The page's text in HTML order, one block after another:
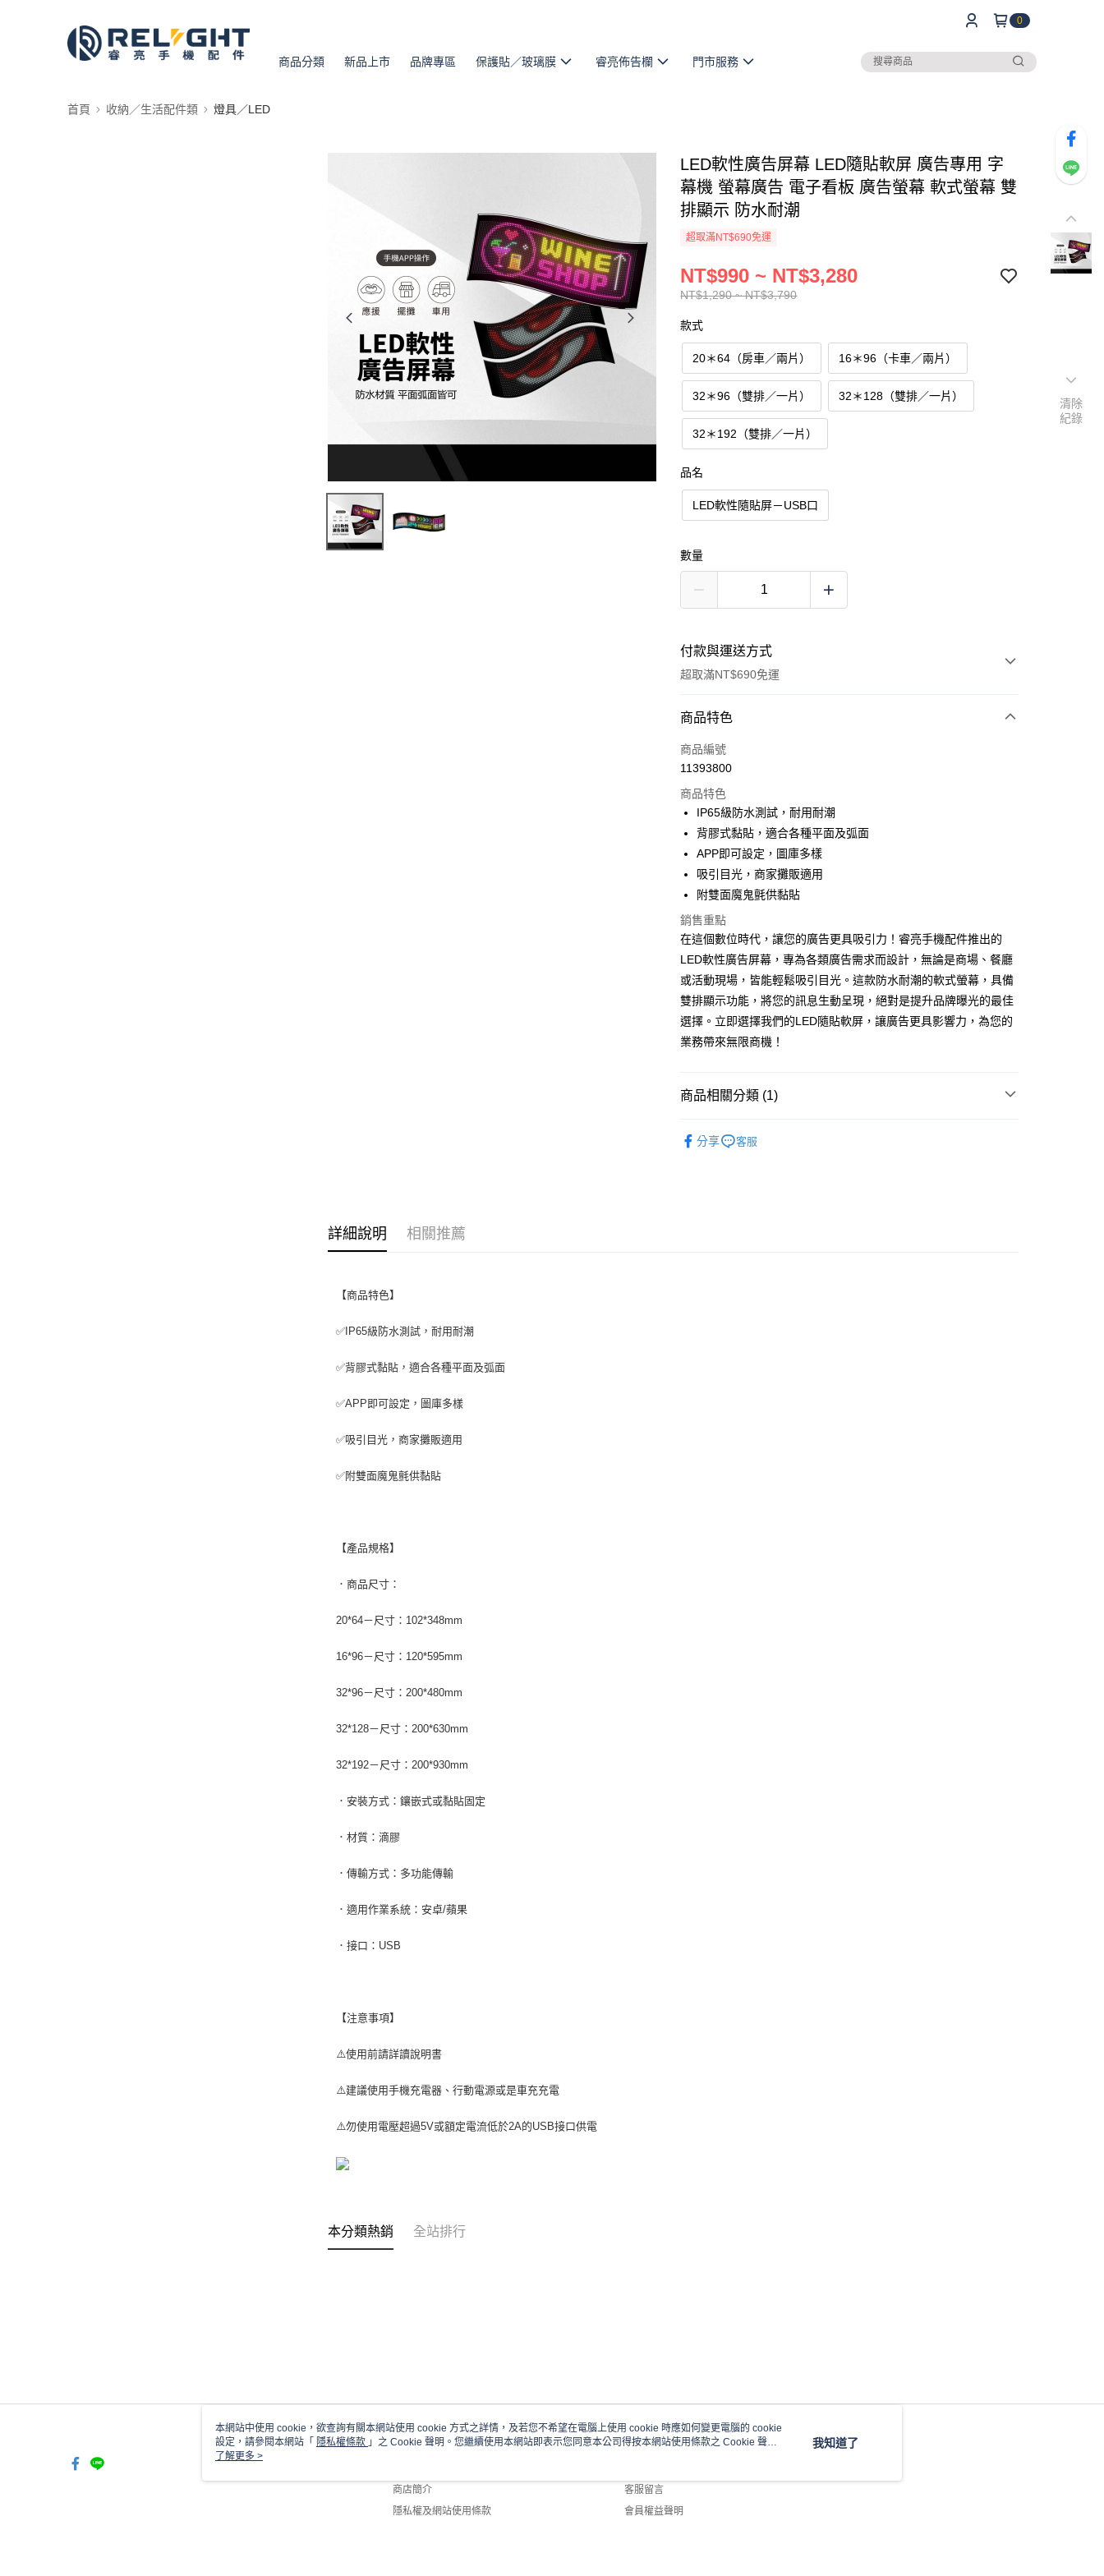
0
商品分類 新品上市 品牌專區 保護貼／玻璃膜 睿亮佈告欄 門市服務
首頁 收納／生活配件類 燈具／LED
LED軟性廣告屏幕 LED隨貼軟屏 廣告專用 字
幕機 螢幕廣告 電子看板 廣告螢幕 軟式螢幕 雙
排顯示 防水耐潮
超取滿NT$690免運
NT$1,290 ~ NT$3,790
NT$990 ~ NT$3,280
款式
20＊64（房車／兩片） 16＊96（卡車／兩片）
32＊96（雙排／一片） 32＊128（雙排／一片）
32＊192（雙排／一片）
品名
LED軟性隨貼屏－USB口
數量
付款與運送方式
超取滿NT$690免運
付款方式
信用卡一次付款
LINE Pay
Apple Pay
街口支付
悠遊付
ATM付款
運送方式
全家取貨付款
每筆NT$65，滿NT$690(含以上)免運費
每筆NT$65，滿NT$690(含以上)免運費
每筆NT$65，滿NT$690(含以上)免運費
商品特色
商品編號
11393800
商品特色
IP65級防水測試，耐用耐潮
背膠式黏貼，適合各種平面及弧面
APP即可設定，圖庫多樣
吸引目光，商家攤販適用
附雙面魔鬼氈供黏貼
銷售重點
在這個數位時代，讓您的廣告更具吸引力！睿亮手機配件推出的
LED軟性廣告屏幕，專為各類廣告需求而設計，無論是商場、餐廳
或活動現場，皆能輕鬆吸引目光。這款防水耐潮的軟式螢幕，具備
雙排顯示功能，將您的訊息生動呈現，絕對是提升品牌曝光的最佳
選擇。立即選擇我們的LED隨貼軟屏，讓廣告更具影響力，為您的
業務帶來無限商機！
商品相關分類 (1)
分享
客服
詳細說明 相關推薦
【商品特色】
✅IP65級防水測試，耐用耐潮
✅背膠式黏貼，適合各種平面及弧面
✅APP即可設定，圖庫多樣
✅吸引目光，商家攤販適用
✅附雙面魔鬼氈供黏貼
【產品規格】
．商品尺寸：
20*64－尺寸：102*348mm
16*96－尺寸：120*595mm
32*96－尺寸：200*480mm
32*128－尺寸：200*630mm
32*192－尺寸：200*930mm
．安裝方式：鑲嵌式或黏貼固定
．材質：滴膠
．傳輸方式：多功能傳輸
．適用作業系統：安卓/蘋果
．接口：USB
【注意事項】
⚠️使用前請詳讀說明書
⚠️建議使用手機充電器、行動電源或是車充充電
⚠️勿使用電壓超過5V或額定電流低於2A的USB接口供電
本分類熱銷 全站排行
關於我們
商店簡介
隱私權及網站使用條款
客服資訊
客服留言
會員權益聲明
清除
紀錄
本網站中使用 cookie，欲查詢有關本網站使用 cookie 方式之詳情，及若您不希望在電腦上使用 cookie 時應如何變更電腦的 cookie
設定，請參閱本網站「 隱私權條款 」之 Cookie 聲明。您繼續使用本網站即表示您同意本公司得按本網站使用條款之 Cookie 聲明
使用 cookie。
了解更多 >
我知道了